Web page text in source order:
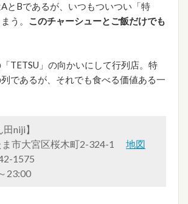
とBであるが、いつもついつい「特
う。 このチャーシューとご飯だけでも
TETSU」の向かいにして行列店。特
であるが、それでも食べる価値ある一
niji】
ま市大宮区桜木町2-324-1 地図
1575
23:00